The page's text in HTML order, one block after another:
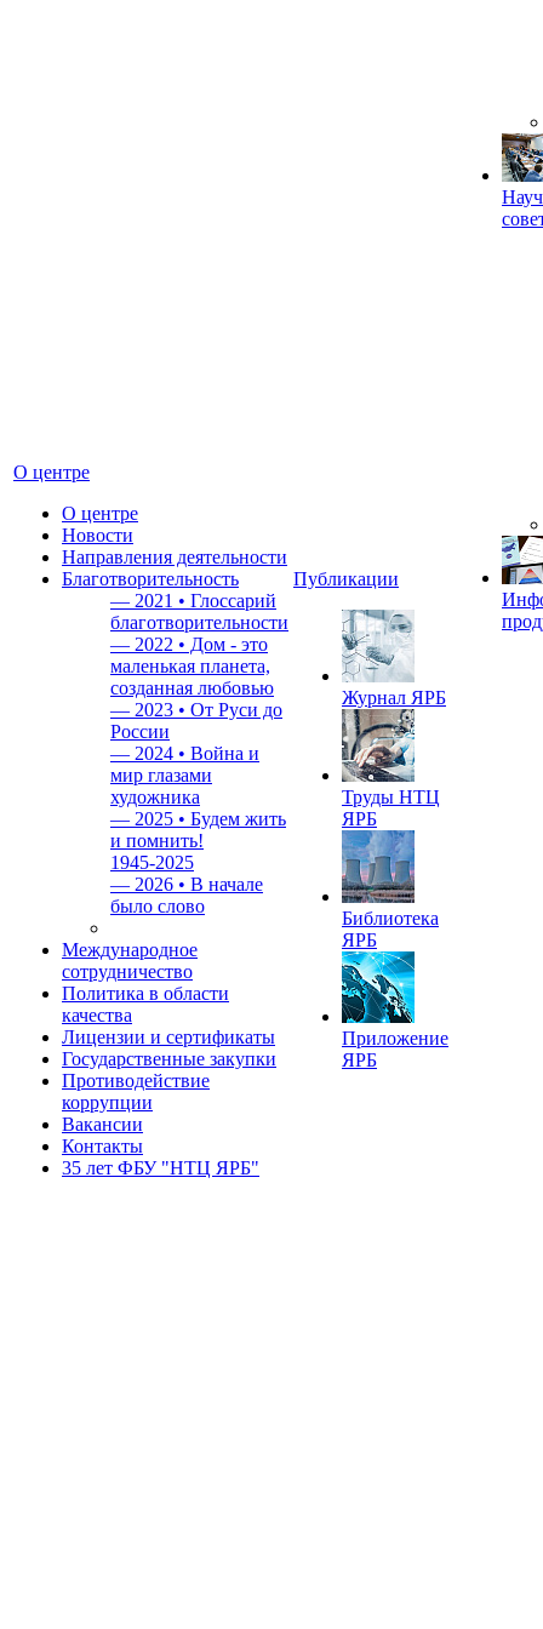
О центре
О центре
Новости
Направления деятельности
Благотворительность
— 2021 • Глоссарий
благотворительности
— 2022 • Дом - это
маленькая планета,
созданная любовью
— 2023 • От Руси до
России
— 2024 • Война и
мир глазами
художника
— 2025 • Будем жить
и помнить!
1945-2025
— 2026 • В начале
было слово
Международное
сотрудничество
Политика в области
качества
Лицензии и сертификаты
Государственные закупки
Противодействие
коррупции
Вакансии
Контакты
35 лет ФБУ "НТЦ ЯРБ"
Публикации
Журнал ЯРБ
Труды НТЦ
ЯРБ
Библиотека
ЯРБ
Приложение
ЯРБ